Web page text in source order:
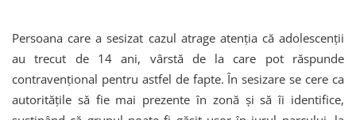
Persoana care a sesizat cazul atrage atenția că adolescenții
au trecut de 14 ani, vârstă de la care pot răspunde
contravențional pentru astfel de fapte. În sesizare se cere ca
autoritățile să fie mai prezente în zonă și să îi identifice,